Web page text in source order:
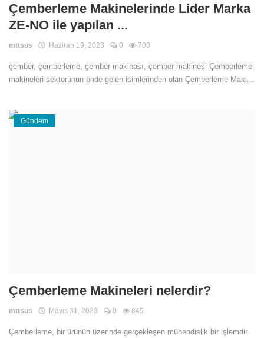
Teknoloji
Girişi
Türkçe
Çemberleme Makinelerinde Lider Marka
ZE-NO ile yapılan ...
mttsus Haziran 19, 2023 0 700
çember, çemberleme, çember makinası, çember makinesi Çemberleme
makineleri sektörünün önde gelen isimlerinden olan Çemberleme Maki...
Gündem
Çemberleme Makineleri nelerdir?
mttsus Mayıs 31, 2023 0 845
Çemberleme, bir ürünün üzerinde gerçekleşen mühendislik bir işlemdir.